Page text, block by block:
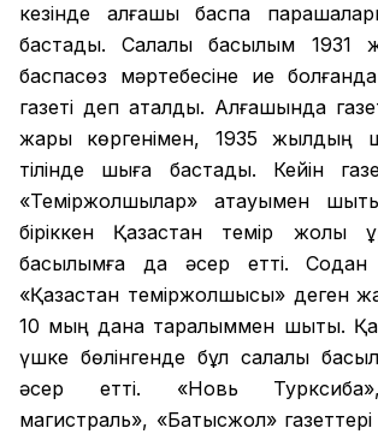
кезінде алғашқы баспа
бастады. Салалық басылым 1931
баспасөз мәртебесіне ие
газеті деп аталды. Алғашында
жарық көргенімен, 1935 жылдың
тілінде шыға бастады. Кейін
«Теміржолшылар» атауымен
біріккен Қазақстан темір жолы
басылымға да әсер етті. Содан
«Қазақстан теміржолшысы» деген
10 мың дана таралыммен шықты.
үшке бөлінгенде бұл салалық
әсер етті. «Новь
магистраль», «Батысжол»